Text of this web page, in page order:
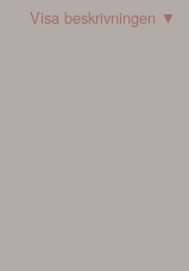
framtida vinster och
svenska kronan
Visa beskrivningen ▼